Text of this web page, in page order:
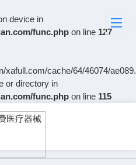
device in
func.php on line 127
xafull.com/cache/64/46074/
or directory in
func.php on line 115